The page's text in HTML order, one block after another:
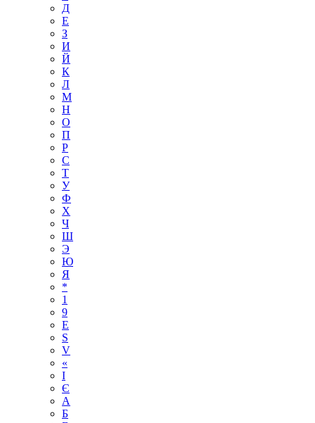
Д
Е
З
И
Й
К
Л
М
Н
О
П
Р
С
Т
У
Ф
Х
Ч
Ш
Э
Ю
Я
*
1
9
E
S
V
«
І
Є
А
Б